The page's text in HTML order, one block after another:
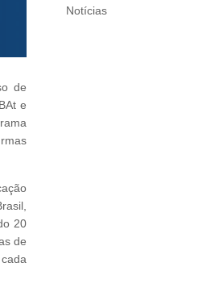
de
e
20
de
Notícias